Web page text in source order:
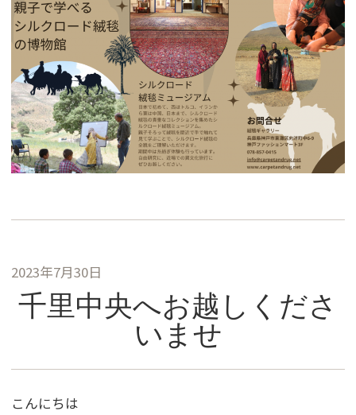
2023年7月30日
千里中央へお越しくださ
いませ
こんにちは